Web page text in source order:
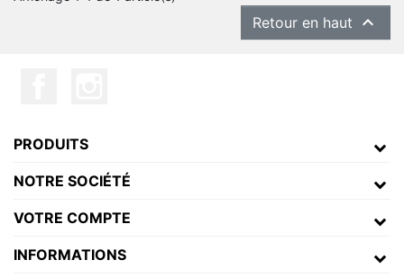
Retour en haut 
PRODUITS
NOTRE SOCIÉTÉ
VOTRE COMPTE
INFORMATIONS